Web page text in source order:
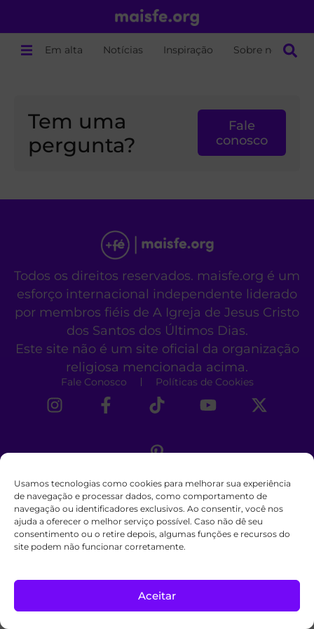
Usamos tecnologias como cookies para melhorar sua experiência
de navegação e processar dados, como comportamento de
navegação ou identificadores exclusivos. Ao consentir, você nos
ajuda a oferecer o melhor serviço possível. Caso não dê seu
consentimento ou o retire depois, algumas funções e recursos do
site podem não funcionar corretamente.
Aceitar
Em alta Notícias Inspiração Sobre nós
Tem uma
pergunta?
Fale
conosco
Todos os direitos reservados. maisfe.org é um
esforço internacional independente liderado
por membros fiéis de A Igreja de Jesus Cristo
dos Santos dos Últimos Dias.
Este site não é um site oficial da organização
religiosa mencionada acima.
Fale Conosco Políticas de Cookies